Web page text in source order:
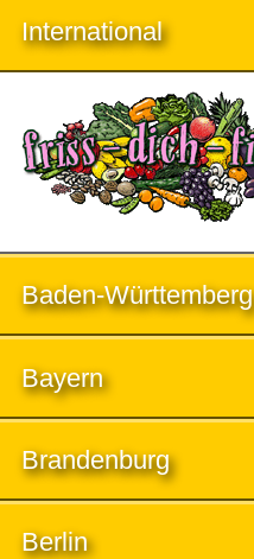
International
Baden-Württemberg
Bayern
Brandenburg
Berlin